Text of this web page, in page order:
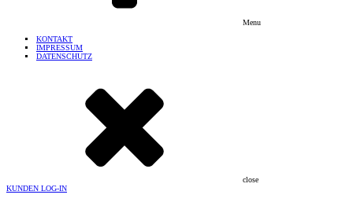
Menu
KONTAKT
IMPRESSUM
DATENSCHUTZ
close
KUNDEN LOG-IN